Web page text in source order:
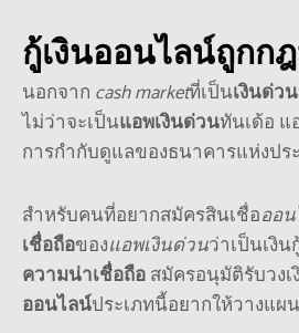
กู้เงินออนไลน์ถูกก
นอกจาก cash marketที่เป็นเงินด่ว
ไม่ว่าจะเป็นแอพเงินด่วนทันเด้อ แ
การกำกับดูแลของธนาคารแห่งปร
สำหรับคนที่อยากสมัครสินเชื่อออ
เชื่อถือของแอพเงินด่วนว่าเป็นเงิ
ความน่าเชื่อถือสมัครอนุมัติรับวง
ออนไลน์ประเภทนี้อยากให้วางแผ